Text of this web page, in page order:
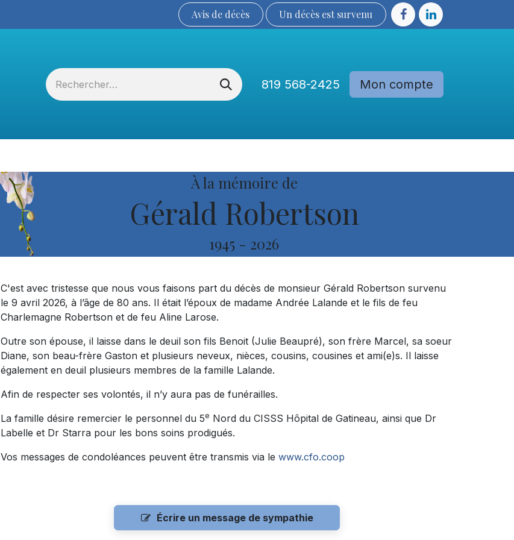
Avis de décès Un décès est sur​​​​​​​​ve​nu​​​​​​​​​​
819 568-2425 Mon compte
À la mémoire de
Gérald Robertson
1945 - 2026
C'est avec tristesse que nous vous faisons part du décès de monsieur Gérald Robertson survenu
le 9 avril 2026, à l’âge de 80 ans. Il était l’époux de madame Andrée Lalande et le fils de feu
Charlemagne Robertson et de feu Aline Larose.
Outre son épouse, il laisse dans le deuil son fils Benoit (Julie Beaupré), son frère Marcel, sa soeur
Diane, son beau-frère Gaston et plusieurs neveux, nièces, cousins, cousines et ami(e)s. Il laisse
également en deuil plusieurs membres de la famille Lalande.
Afin de respecter ses volontés, il n’y aura pas de funérailles.
La famille désire remercier le personnel du 5e Nord du CISSS Hôpital de Gatineau, ainsi que Dr
Labelle et Dr Starra pour les bons soins prodigués.
Vos messages de condoléances peuvent être transmis via le www.cfo.coop
Écrire un message de sympathie